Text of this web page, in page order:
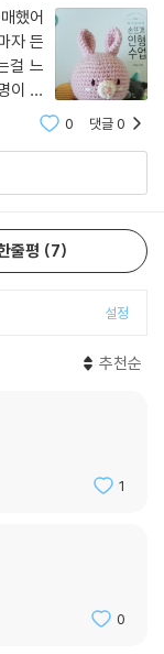
했어
자 든
걸 느
이 나
경우
0 댓글0
줄평 7
설정
추천순
1
0